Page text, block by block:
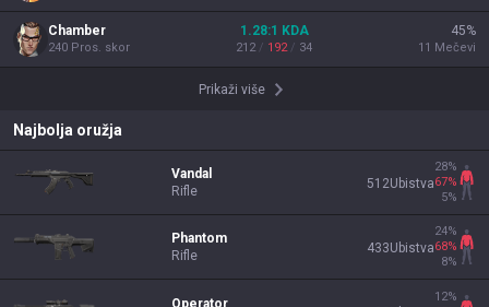
Chamber
240 Pros. skor
1.28:1 KDA
212 / 192/ 34
45%
11 Mečevi
Prikaži više
Najbolja oružja
Vandal
Rifle
512Ubistva
28%
67%
5%
Phantom
Rifle
433Ubistva
24%
68%
8%
Operator
12%